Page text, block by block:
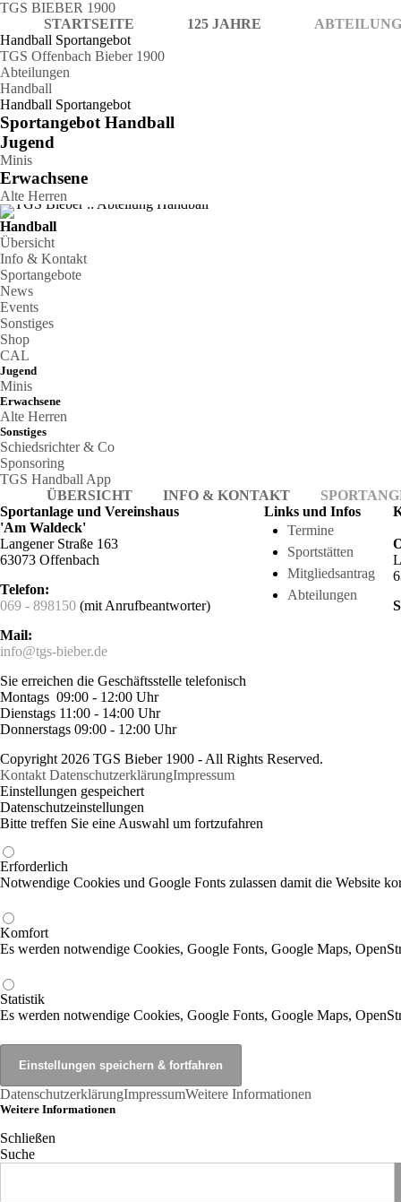
TGS BIEBER 1900
STARTSEITE
125 JAHRE
Handball Sportangebot
TGS Offenbach Bieber 1900
Abteilungen
Handball
Handball Sportangebot
Sportangebot Handball
Jugend
Minis
Erwachsene
Alte Herren
Handball
Übersicht
Info & Kontakt
Sportangebote
News
Events
Sonstiges
Shop
CAL
Jugend
Minis
Erwachsene
Alte Herren
Sonstiges
Schiedsrichter & Co
Sponsoring
TGS Handball App
ÜBERSICHT
INFO & KONTAKT
Sportanlage und Vereinshaus
'Am Waldeck'
Langener Straße 163
63073 Offenbach
Telefon:
069 - 898150 (mit Anrufbeantworter)
Mail:
info@tgs-bieber.de
Sie erreichen die Geschäftsstelle telefonisch
Montags 09:00 - 12:00 Uhr
Dienstags 11:00 - 14:00 Uhr
Donnerstags 09:00 - 12:00 Uhr
Links und Infos
Termine
Sportstätten
Mitgliedsantrag
Abteilungen
Copyright 2026 TGS Bieber 1900 - All Rights Reserved.
Kontakt DatenschutzerklärungImpressum
Einstellungen gespeichert
Datenschutzeinstellungen
Bitte treffen Sie eine Auswahl um fortzufahren
Erforderlich
Notwendige Cookies und Google Fonts zulassen damit die Website
Komfort
Es werden notwendige Cookies, Google Fonts, Google Maps,
Statistik
Es werden notwendige Cookies, Google Fonts, Google Maps,
DatenschutzerklärungImpressumWeitere Informationen
Weitere Informationen
Schließen
Suche